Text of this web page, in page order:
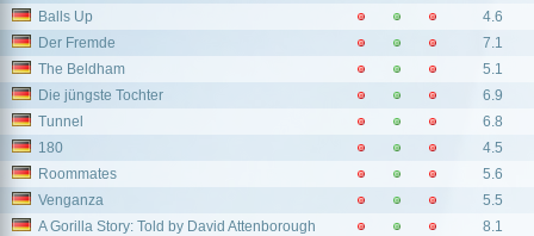
Balls Up
4.6
Der Fremde
7.1
The Beldham
5.1
Die jüngste Tochter
6.9
Tunnel
6.8
180
4.5
Roommates
5.6
Venganza
5.5
A Gorilla Story: Told by David Attenborough
8.1